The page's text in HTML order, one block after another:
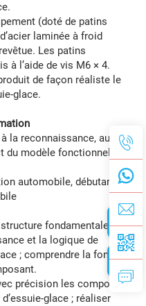
(doté de patins
laminée à froid
Les patins
à l’aide de vis M6 × 4.
de façon réaliste le
glace.
la reconnaissance, au
du modèle fonctionnel du
automobile, débutants en
fondamentale, le
et la logique de
; comprendre la fonction
précision les composants
glace ; réaliser